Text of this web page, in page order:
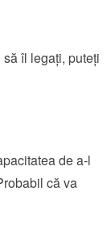
îl legaţi, puteţi
de a-l
că va